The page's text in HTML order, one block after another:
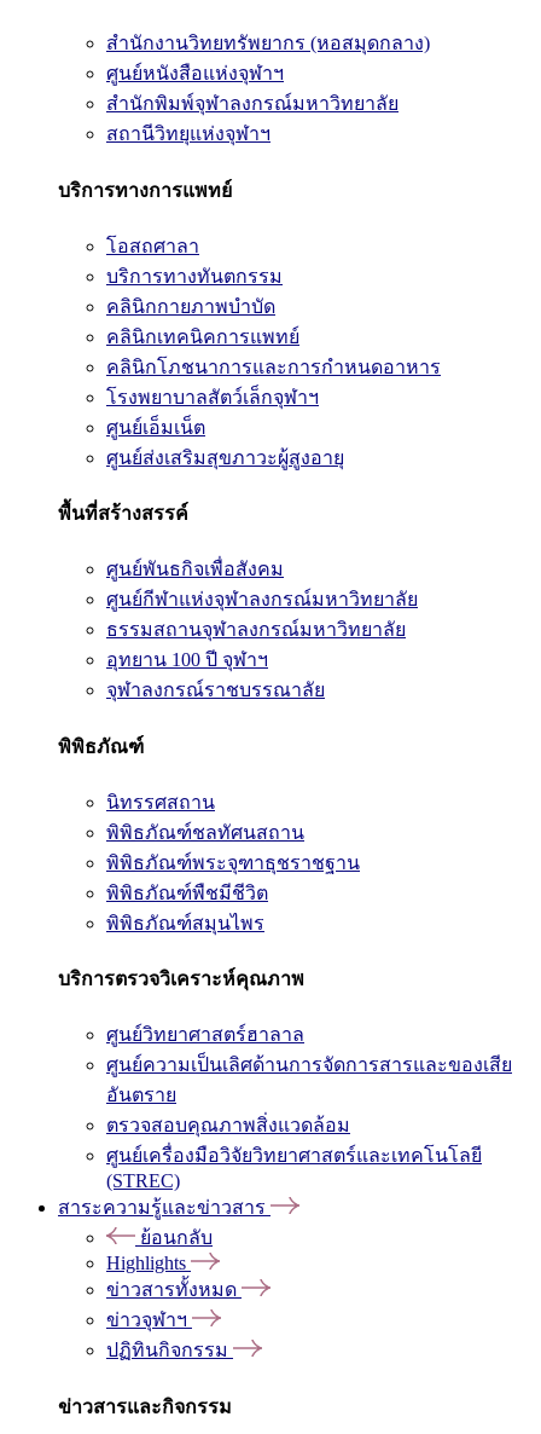
สำนักงานวิทยทรัพยากร (หอสมุดกลาง)
ศูนย์หนังสือแห่งจุฬาฯ
สำนักพิมพ์จุฬาลงกรณ์มหาวิทยาลัย
สถานีวิทยุแห่งจุฬาฯ
บริการทางการแพทย์
โอสถศาลา
บริการทางทันตกรรม
คลินิกกายภาพบำบัด
คลินิกเทคนิคการแพทย์
คลินิกโภชนาการและการกำหนดอาหาร
โรงพยาบาลสัตว์เล็กจุฬาฯ
ศูนย์เอ็มเน็ต
ศูนย์ส่งเสริมสุขภาวะผู้สูงอายุ
พื้นที่สร้างสรรค์
ศูนย์พันธกิจเพื่อสังคม
ศูนย์กีฬาแห่งจุฬาลงกรณ์มหาวิทยาลัย
ธรรมสถานจุฬาลงกรณ์มหาวิทยาลัย
อุทยาน 100 ปี จุฬาฯ
จุฬาลงกรณ์ราชบรรณาลัย
พิพิธภัณฑ์
นิทรรศสถาน
พิพิธภัณฑ์ชลทัศนสถาน
พิพิธภัณฑ์พระจุฑาธุชราชฐาน
พิพิธภัณฑ์พืชมีชีวิต
พิพิธภัณฑ์สมุนไพร
บริการตรวจวิเคราะห์คุณภาพ
ศูนย์วิทยาศาสตร์ฮาลาล
ศูนย์ความเป็นเลิศด้านการจัดการสารและของเสีย
อันตราย
ตรวจสอบคุณภาพสิ่งแวดล้อม
ศูนย์เครื่องมือวิจัยวิทยาศาสตร์และเทคโนโลยี
(STREC)
สาระความรู้และข่าวสาร
ย้อนกลับ
Highlights
ข่าวสารทั้งหมด
ข่าวจุฬาฯ
ปฏิทินกิจกรรม
ข่าวสารและกิจกรรม